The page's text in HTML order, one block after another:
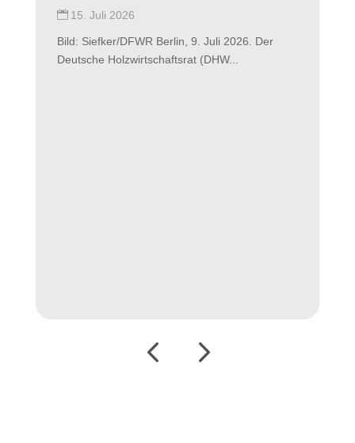
15. Juli 2026
Bild: Siefker/DFWR Berlin, 9. Juli 2026. Der
Deutsche Holzwirtschaftsrat (DHW...